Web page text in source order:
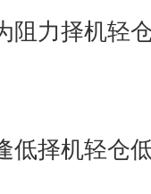
力择机轻
择机轻仓